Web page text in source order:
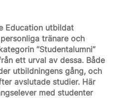
Education utbildat
tränare och
”Studentalumni”
ett urval av dessa. Både
utbildningens gång, och
avslutade studier. Här
med studenter